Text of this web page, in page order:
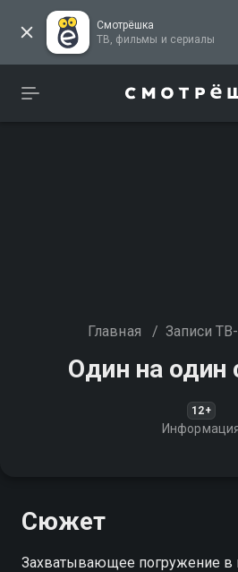
Смотрёшка
ТВ, фильмы и сериалы
Главная / Записи
Один на один
12+
Сюжет
Захватывающее погружение в